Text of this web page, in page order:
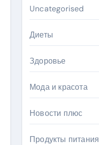
Uncategorised
Диеты
Здоровье
Мода и красота
Новости плюс
Продукты питания